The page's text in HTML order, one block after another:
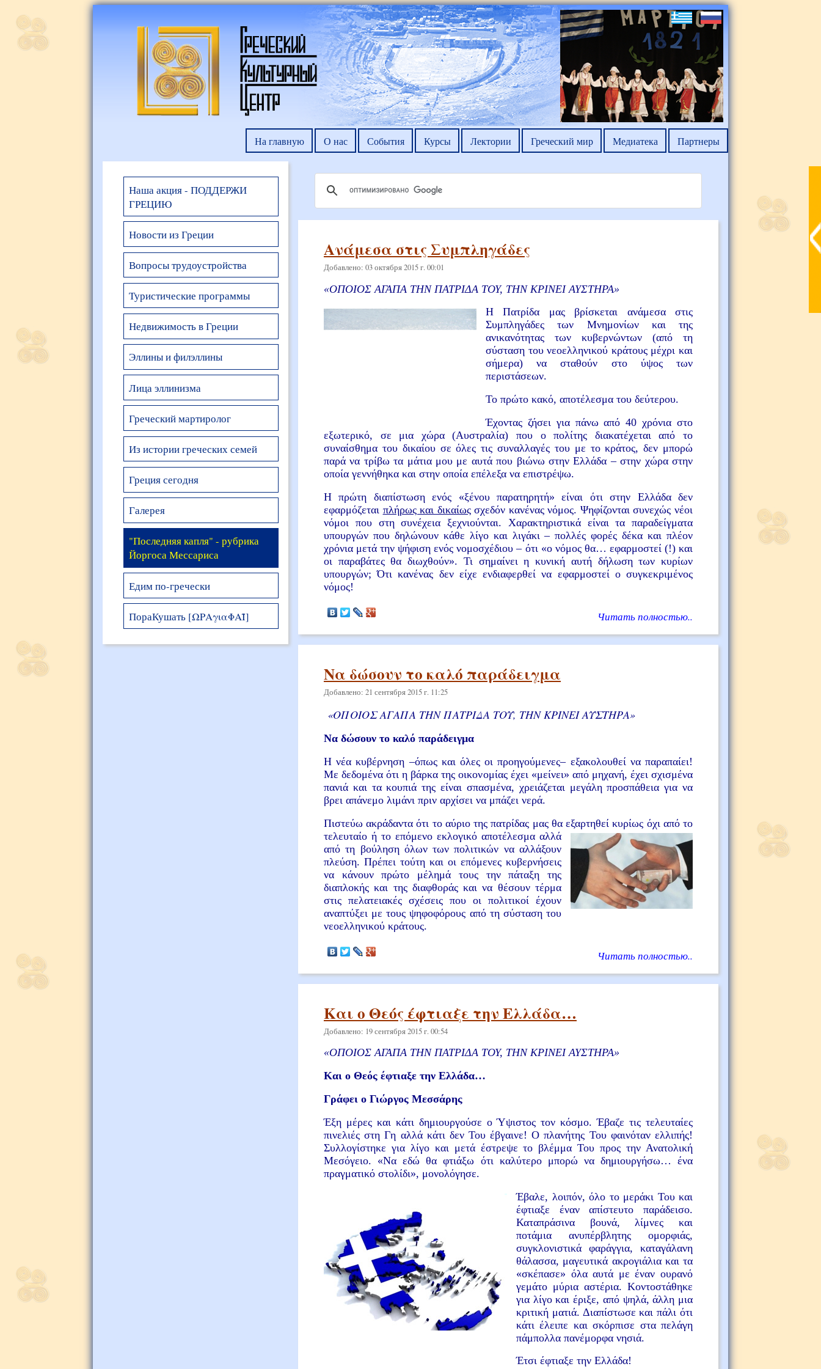
На главную О нас События Курсы Лектории Греческий мир Медиатека Партнеры
Наша акция - ПОДДЕРЖИ
ГРЕЦИЮ
Новости из Греции
Вопросы трудоустройства
Туристические программы
Недвижимость в Греции
Эллины и филэллины
Лица эллинизма
Греческий мартиролог
Из истории греческих семей
Греция сегодня
Галерея
"Последняя капля" - рубрика
Йоргоса Мессариса
Едим по-гречески
ПораКушать [ΩΡΑγιαΦΑΪ]
Ανάμεσα στις Συμπληγάδες
Добавлено: 03 октября 2015 г. 00:01
«ΟΠΟΙΟΣ ΑΓΑΠΑ ΤΗΝ ΠΑΤΡΙΔΑ ΤΟΥ, ΤΗΝ ΚΡΙΝΕΙ ΑΥΣΤΗΡΑ»
Η Πατρίδα μας βρίσκεται ανάμεσα στις
Συμπληγάδες των Μνημονίων και της
ανικανότητας των κυβερνώντων (από τη
σύσταση του νεοελληνικού κράτους μέχρι και
σήμερα) να σταθούν στο ύψος των
περιστάσεων.
Το πρώτο κακό, αποτέλεσμα του δεύτερου.
Έχοντας ζήσει για πάνω από 40 χρόνια στο
εξωτερικό, σε μια χώρα (Αυστραλία) που ο πολίτης διακατέχεται από το
συναίσθημα του δικαίου σε όλες τις συναλλαγές του με το κράτος, δεν μπορώ
παρά να τρίβω τα μάτια μου με αυτά που βιώνω στην Ελλάδα – στην χώρα στην
οποία γεννήθηκα και στην οποία επέλεξα να επιστρέψω.
Η πρώτη διαπίστωση ενός «ξένου παρατηρητή» είναι ότι στην Ελλάδα δεν
εφαρμόζεται πλήρως και δικαίωςσχεδόν κανένας νόμος. Ψηφίζονται συνεχώς νέοι
νόμοι που στη συνέχεια ξεχνιούνται. Χαρακτηριστικά είναι τα παραδείγματα
υπουργών που δηλώνουν κάθε λίγο και λιγάκι – πολλές φορές δέκα και πλέον
χρόνια μετά την ψήφιση ενός νομοσχέδιου – ότι «ο νόμος θα… εφαρμοστεί (!) και
οι παραβάτες θα διωχθούν». Τι σημαίνει η κυνική αυτή δήλωση των κυρίων
υπουργών; Ότι κανένας δεν είχε ενδιαφερθεί να εφαρμοστεί ο συγκεκριμένος
νόμος!
Читать полностью..
Να δώσουν το καλό παράδειγμα
Добавлено: 21 сентября 2015 г. 11:25
«ΟΠΟΙΟΣ ΑΓΑΠΑ ΤΗΝ ΠΑΤΡΙΔΑ ΤΟΥ, ΤΗΝ ΚΡΙΝΕΙ ΑΥΣΤΗΡΑ»
Να δώσουν το καλό παράδειγμα
H νέα κυβέρνηση –όπως και όλες οι προηγούμενες– εξακολουθεί να παραπαίει!
Με δεδομένα ότι η βάρκα της οικονομίας έχει «μείνει» από μηχανή, έχει σχισμένα
πανιά και τα κουπιά της είναι σπασμένα, χρειάζεται μεγάλη προσπάθεια για να
βρει απάνεμο λιμάνι πριν αρχίσει να μπάζει νερά.
Πιστεύω ακράδαντα ότι το αύριο της πατρίδας μας θα εξαρτηθεί κυρίως όχι από το
τελευταίο ή το επόμενο εκλογικό αποτέλεσμα αλλά
από τη βούληση όλων των πολιτικών να αλλάξουν
πλεύση. Πρέπει τούτη και οι επόμενες κυβερνήσεις
να κάνουν πρώτο μέλημά τους την πάταξη της
διαπλοκής και της διαφθοράς και να θέσουν τέρμα
στις πελατειακές σχέσεις που οι πολιτικοί έχουν
αναπτύξει με τους ψηφοφόρους από τη σύσταση του
νεοελληνικού κράτους.
Читать полностью..
Και ο Θεός έφτιαξε την Ελλάδα…
Добавлено: 19 сентября 2015 г. 00:54
«ΟΠΟΙΟΣ ΑΓΑΠΑ ΤΗΝ ΠΑΤΡΙΔΑ ΤΟΥ, ΤΗΝ ΚΡΙΝΕΙ ΑΥΣΤΗΡΑ»
Και ο Θεός έφτιαξε την Ελλάδα…
Γράφει ο Γιώργος Μεσσάρης
Έξη μέρες και κάτι δημιουργούσε ο Ύψιστος τον κόσμο. Έβαζε τις τελευταίες
πινελιές στη Γη αλλά κάτι δεν Του έβγαινε! Ο πλανήτης Του φαινόταν ελλιπής!
Συλλογίστηκε για λίγο και μετά έστρεψε το βλέμμα Του προς την Ανατολική
Μεσόγειο. «Να εδώ θα φτιάξω ότι καλύτερο μπορώ να δημιουργήσω… ένα
πραγματικό στολίδι», μονολόγησε.
Έβαλε, λοιπόν, όλο το μεράκι Του και
έφτιαξε έναν απίστευτο παράδεισο.
Καταπράσινα βουνά, λίμνες και
ποτάμια ανυπέρβλητης ομορφιάς,
συγκλονιστικά φαράγγια, καταγάλανη
θάλασσα, μαγευτικά ακρογιάλια και τα
«σκέπασε» όλα αυτά με έναν ουρανό
γεμάτο μύρια αστέρια. Κοντοστάθηκε
για λίγο και έριξε, από ψηλά, άλλη μια
κριτική ματιά. Διαπίστωσε και πάλι ότι
κάτι έλειπε και σκόρπισε στα πελάγη
πάμπολλα πανέμορφα νησιά.
Έτσι έφτιαξε την Ελλάδα!